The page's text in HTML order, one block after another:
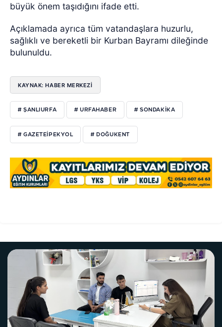
büyük önem taşıdığını ifade etti.
Açıklamada ayrıca tüm vatandaşlara huzurlu,
sağlıklı ve bereketli bir Kurban Bayramı dileğinde
bulunuldu.
KAYNAK: HABER MERKEZI
# ŞANLIURFA # URFAHABER # SONDAKIKA
# GAZETEIPEKYOL # DOĞUKENT